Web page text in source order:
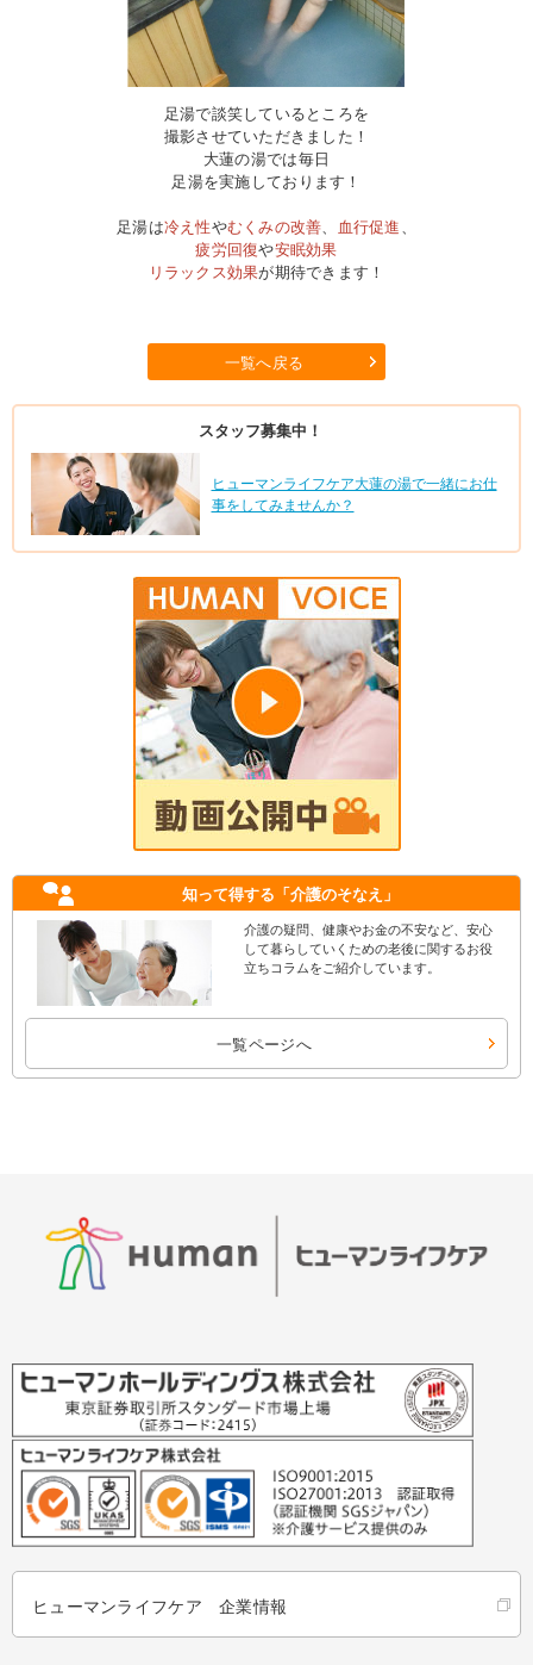
足湯で談笑しているところを
撮影させていただきました！
大蓮の湯では毎日
足湯を実施しております！
足湯は冷え性やむくみの改善、 血行促進 、
疲労回復や安眠効果
リラックス効果が期待できます！
一覧へ戻る
スタッフ募集中！
ヒューマンライフケア大蓮の湯で一緒にお仕
事をしてみませんか？
知って得する 「介護のそなえ」
介護の疑問、健康やお金の不安など、安心
して暮らしていくための老後に関するお役
立ちコラムをご紹介しています。
一覧ページへ
ヒューマンライフケア 企業情報